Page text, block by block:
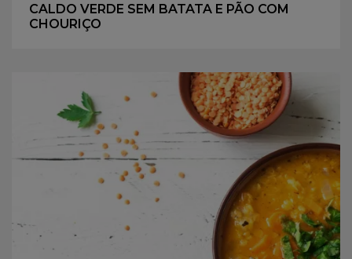
CALDO VERDE SEM BATATA E PÃO COM
CHOURIÇO